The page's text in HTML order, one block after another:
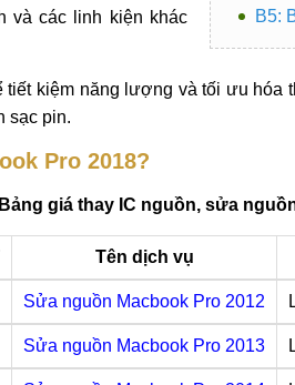
B5:
và các linh kiện khác
tiết kiệm năng lượng và tối ưu
sạc pin.
Pro 2018?
Bảng giá thay IC nguồn, sửa
Tên dịch vụ
Sửa nguồn Macbook Pro 2012
Sửa nguồn Macbook Pro 2013